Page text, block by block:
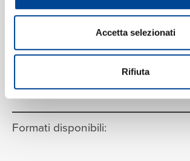
Accetta selezionati
Rifiuta
VEDI LA TRACKLIST COMPLETA
Formati disponibili: